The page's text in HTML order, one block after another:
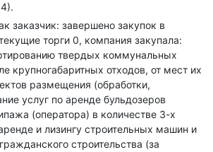
заказчик: завершено закупок в
торги 0, компания закупала:
твердых коммунальных
крупногабаритных отходов, от мест их
размещения (обработки,
услуг по аренде бульдозеров
(оператора) в количестве 3-х
и лизингу строительных машин и
строительства (за